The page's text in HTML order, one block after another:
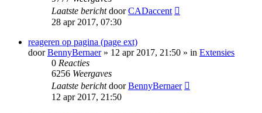
Laatste berichtdoorCADaccent
28 apr 2017, 07:30
reageren op pagina (page ext)
doorBennyBernaer» 12 apr 2017, 21:50 » in Extensies
0 Reacties
6256 Weergaves
Laatste berichtdoorBennyBernaer
12 apr 2017, 21:50